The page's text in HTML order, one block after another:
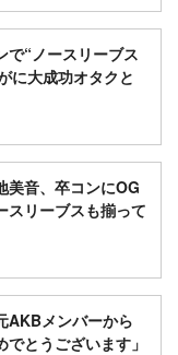
“ノースリーブス
に大成功オタクと
美音、卒コンにOG
スリーブスも揃って
AKBメンバーから
とうございます」